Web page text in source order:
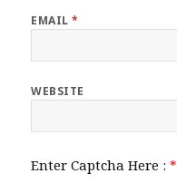
EMAIL*
WEBSITE
Enter Captcha Here :*